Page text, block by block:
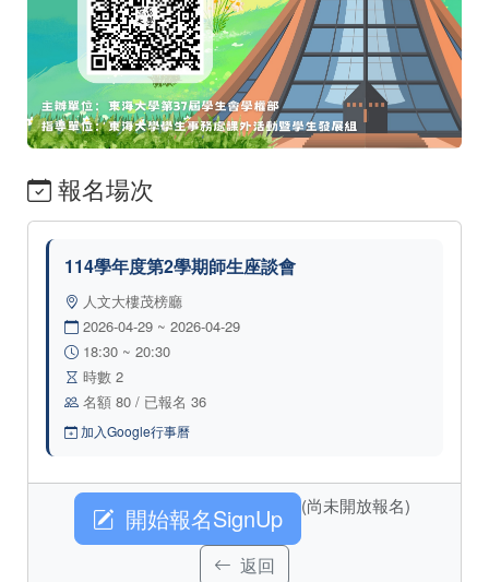
報名場次
114學年度第2學期師生座談會
人文大樓茂榜廳
2026-04-29 ~ 2026-04-29
18:30 ~ 20:30
時數 2
名額 80 / 已報名 36
加入Google行事曆
開始報名SignUp (尚未開放報名)
返回